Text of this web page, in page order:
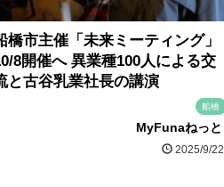
橋市主催「未来ミーティング」
8開催へ 異業種100人による交
と古谷乳業社長の講演
船橋
MyFunaねっと
2025/9/22